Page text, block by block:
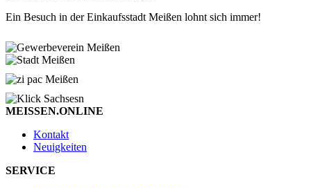
Ein Besuch in der Einkaufsstadt Meißen lohnt sich immer!
MEISSEN.ONLINE
Kontakt
Neuigkeiten
SERVICE